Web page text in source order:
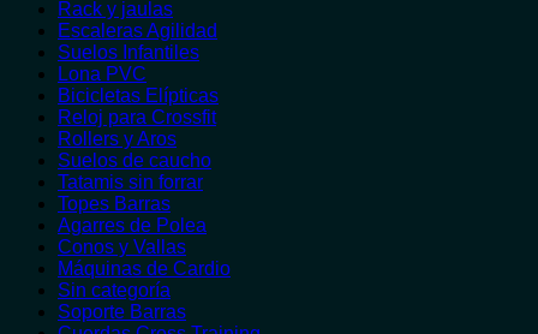
Rack y jaulas
Escaleras Agilidad
Suelos Infantiles
Lona PVC
Bicicletas Elípticas
Reloj para Crossfit
Rollers y Aros
Suelos de caucho
Tatamis sin forrar
Topes Barras
Agarres de Polea
Conos y Vallas
Máquinas de Cardio
Sin categoría
Soporte Barras